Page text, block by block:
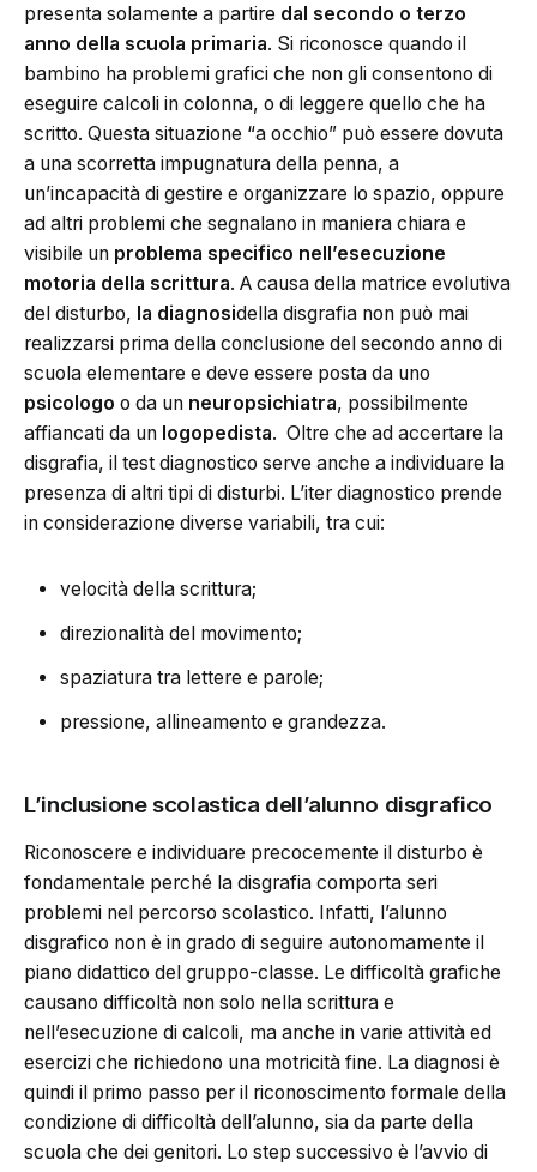
presenta solamente a partire dal secondo o terzo
anno della scuola primaria. Si riconosce quando il
bambino ha problemi grafici che non gli consentono di
eseguire calcoli in colonna, o di leggere quello che ha
scritto. Questa situazione “a occhio” può essere dovuta
a una scorretta impugnatura della penna, a
un’incapacità di gestire e organizzare lo spazio, oppure
ad altri problemi che segnalano in maniera chiara e
visibile un problema specifico nell’esecuzione
motoria della scrittura. A causa della matrice evolutiva
del disturbo, la diagnosidella disgrafia non può mai
realizzarsi prima della conclusione del secondo anno di
scuola elementare e deve essere posta da uno
psicologo o da un neuropsichiatra, possibilmente
affiancati da un logopedista. Oltre che ad accertare la
disgrafia, il test diagnostico serve anche a individuare la
presenza di altri tipi di disturbi. L’iter diagnostico prende
in considerazione diverse variabili, tra cui:
velocità della scrittura;
direzionalità del movimento;
spaziatura tra lettere e parole;
pressione, allineamento e grandezza.
L’inclusione scolastica dell’alunno disgrafico
Riconoscere e individuare precocemente il disturbo è
fondamentale perché la disgrafia comporta seri
problemi nel percorso scolastico. Infatti, l’alunno
disgrafico non è in grado di seguire autonomamente il
piano didattico del gruppo-classe. Le difficoltà grafiche
causano difficoltà non solo nella scrittura e
nell’esecuzione di calcoli, ma anche in varie attività ed
esercizi che richiedono una motricità fine. La diagnosi è
quindi il primo passo per il riconoscimento formale della
condizione di difficoltà dell’alunno, sia da parte della
scuola che dei genitori. Lo step successivo è l’avvio di